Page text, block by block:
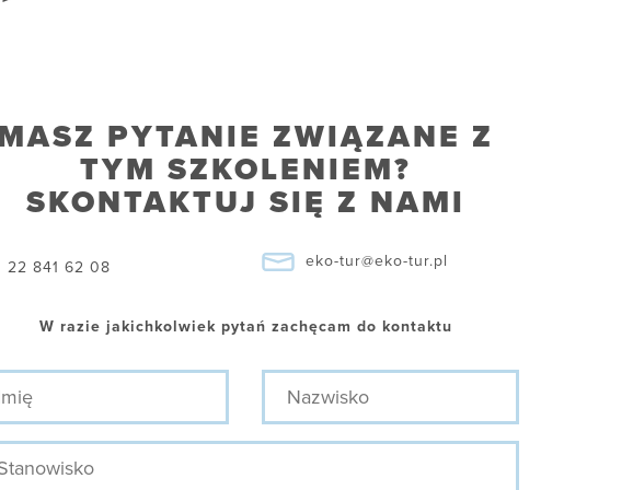
PYTANIE ZWIĄZANE Z
TYM SZKOLENIEM?
SKONTAKTUJ SIĘ Z NAMI
22 841 62 08 eko-tur@eko-tur.pl
W razie jakichkolwiek pytań zachęcam do kontaktu
Nazwisko